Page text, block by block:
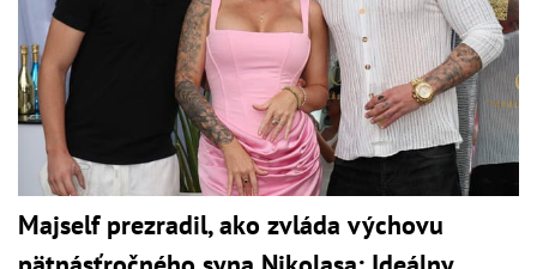
Majself prezradil, ako zvláda výchovu